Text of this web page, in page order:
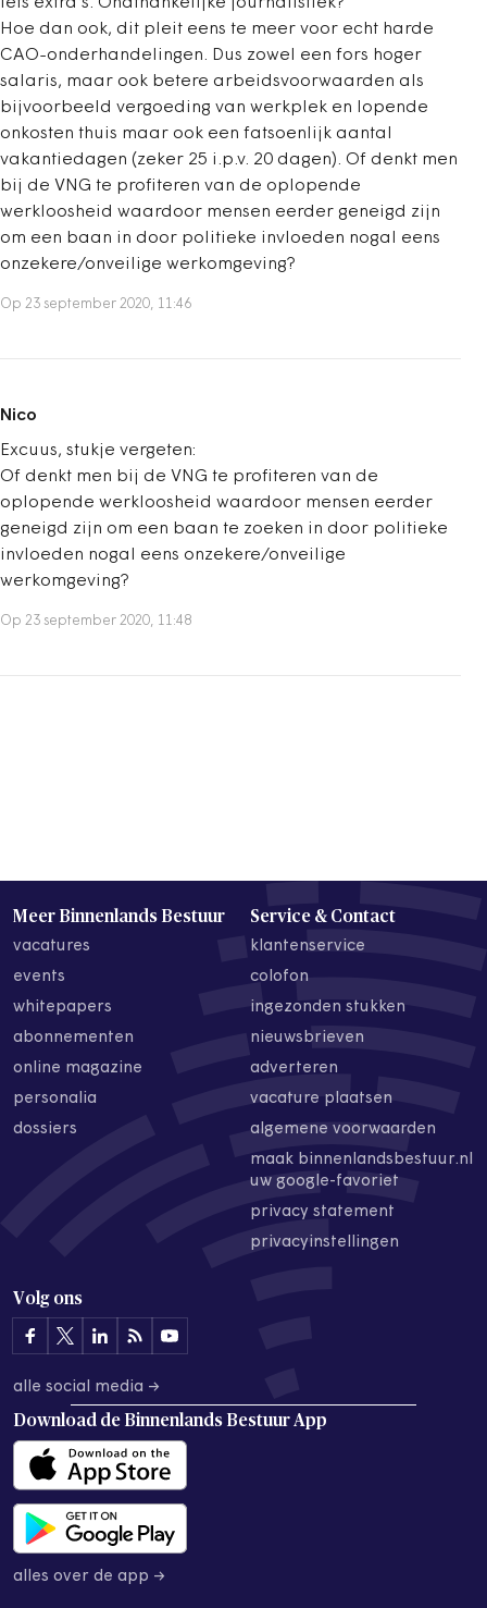
Hoe dan ook, dit pleit eens te meer voor echt harde
CAO-onderhandelingen. Dus zowel een fors hoger
salaris, maar ook betere arbeidsvoorwaarden als
bijvoorbeeld vergoeding van werkplek en lopende
onkosten thuis maar ook een fatsoenlijk aantal
vakantiedagen (zeker 25 i.p.v. 20 dagen). Of denkt men
bij de VNG te profiteren van de oplopende
werkloosheid waardoor mensen eerder geneigd zijn
om een baan in door politieke invloeden nogal eens
onzekere/onveilige werkomgeving?
Op 23 september 2020, 11:46
Nico
Excuus, stukje vergeten:
Of denkt men bij de VNG te profiteren van de
oplopende werkloosheid waardoor mensen eerder
geneigd zijn om een baan te zoeken in door politieke
invloeden nogal eens onzekere/onveilige
werkomgeving?
Op 23 september 2020, 11:48
Meer Binnenlands Bestuur
vacatures
events
whitepapers
abonnementen
online magazine
personalia
dossiers
Service & Contact
klantenservice
colofon
ingezonden stukken
nieuwsbrieven
adverteren
vacature plaatsen
algemene voorwaarden
maak binnenlandsbestuur.nl
uw google-favoriet
privacy statement
privacyinstellingen
Volg ons
alle social media →
Download de Binnenlands Bestuur App
alles over de app →